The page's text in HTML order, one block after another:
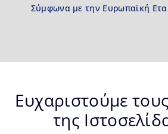
Σύμφωνα με την Ευρωπαϊκή
Ευχαριστούμε
της